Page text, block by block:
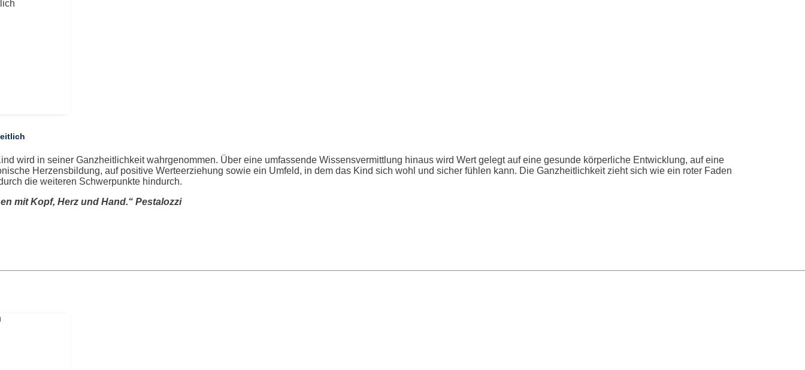
wird in seiner Ganzheitlichkeit wahrgenommen. Über eine umfassende Wissensvermittlung hinaus wird Wert gelegt auf eine gesunde körperliche Entwicklung, auf eine
Herzensbildung, auf positive Werteerziehung sowie ein Umfeld, in dem das Kind sich wohl und sicher fühlen kann. Die Ganzheitlichkeit zieht sich wie ein roter Faden
die weiteren Schwerpunkte hindurch.
mit Kopf, Herz und Hand.“ Pestalozzi